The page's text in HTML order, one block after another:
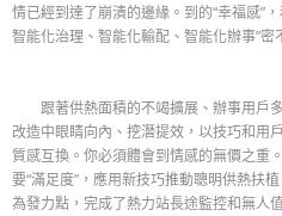
情已經到達了崩潰的邊緣。到的“幸福感”
智能化治理、智能化輸配、智能化辦事”密
跟著供熱面積的不竭擴展、辦事用戶
改造中眼睛向內、挖潛提效，以技巧和用
質感互換。你必須體會到情感的無價之重
要“滿足度”，應用新技巧推動聰明供熱扶
為發力點，完成了熱力站長途監控和無人